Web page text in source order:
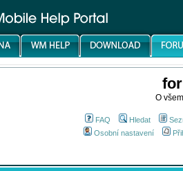
O
FAQ Hledat
Osobní nastavení